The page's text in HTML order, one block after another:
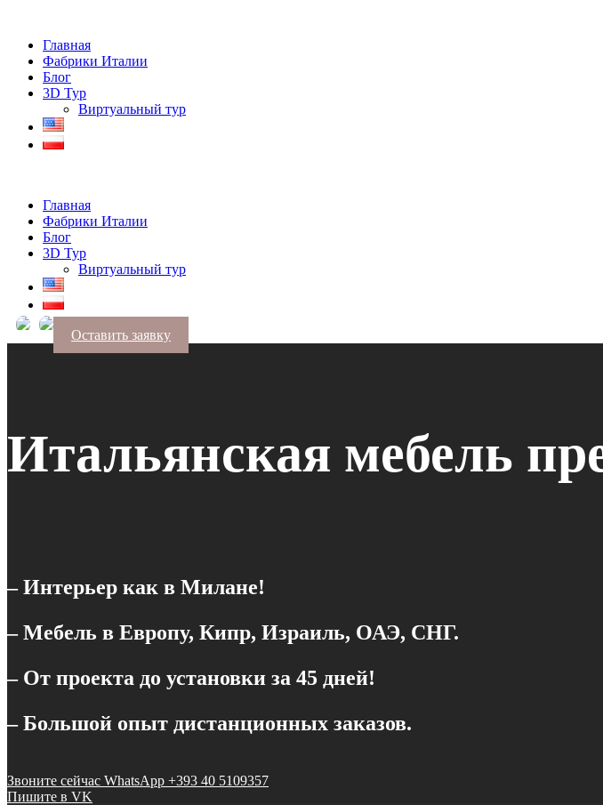
Главная
Фабрики Италии
Блог
3D Тур
Виртуальный тур
Главная
Фабрики Италии
Блог
3D Тур
Виртуальный тур
Оставить заявку
Итальянская мебель
– Интерьер как в Милане!
– Мебель в Европу, Кипр, Израиль, ОАЭ, СНГ.
– От проекта до установки за 45 дней!
– Большой опыт дистанционных заказов.
Звоните сейчас WhatsApp +393 40 5109357
Пишите в VK